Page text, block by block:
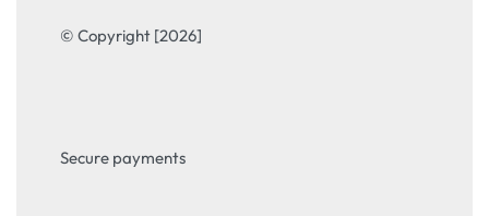
© Copyright [2026]
Secure payments